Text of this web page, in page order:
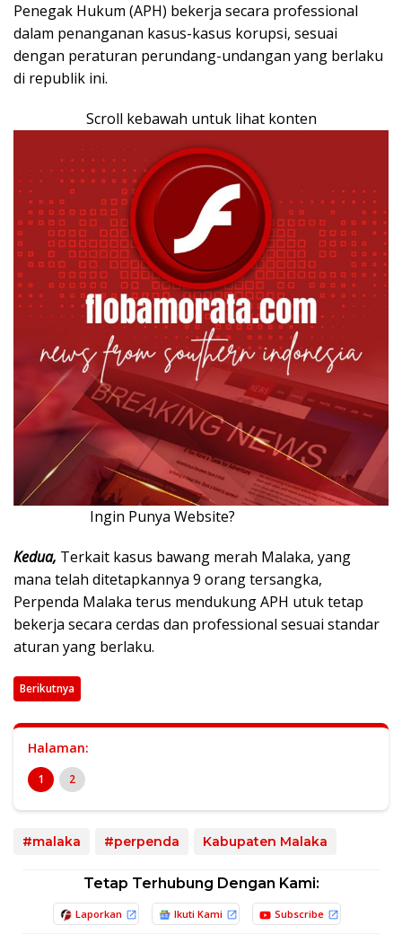
Penegak Hukum (APH) bekerja secara professional
dalam penanganan kasus-kasus korupsi, sesuai
dengan peraturan perundang-undangan yang berlaku
di republik ini.
Scroll kebawah untuk lihat konten
Ingin Punya Website?
Kedua, Terkait kasus bawang merah Malaka, yang
mana telah ditetapkannya 9 orang tersangka,
Perpenda Malaka terus mendukung APH utuk tetap
bekerja secara cerdas dan professional sesuai standar
aturan yang berlaku.
Berikutnya
Halaman:
1 2
#malaka #perpenda Kabupaten Malaka
Tetap Terhubung Dengan Kami:
Laporkan Ikuti Kami Subscribe